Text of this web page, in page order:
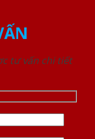
tư vấn chi tiết